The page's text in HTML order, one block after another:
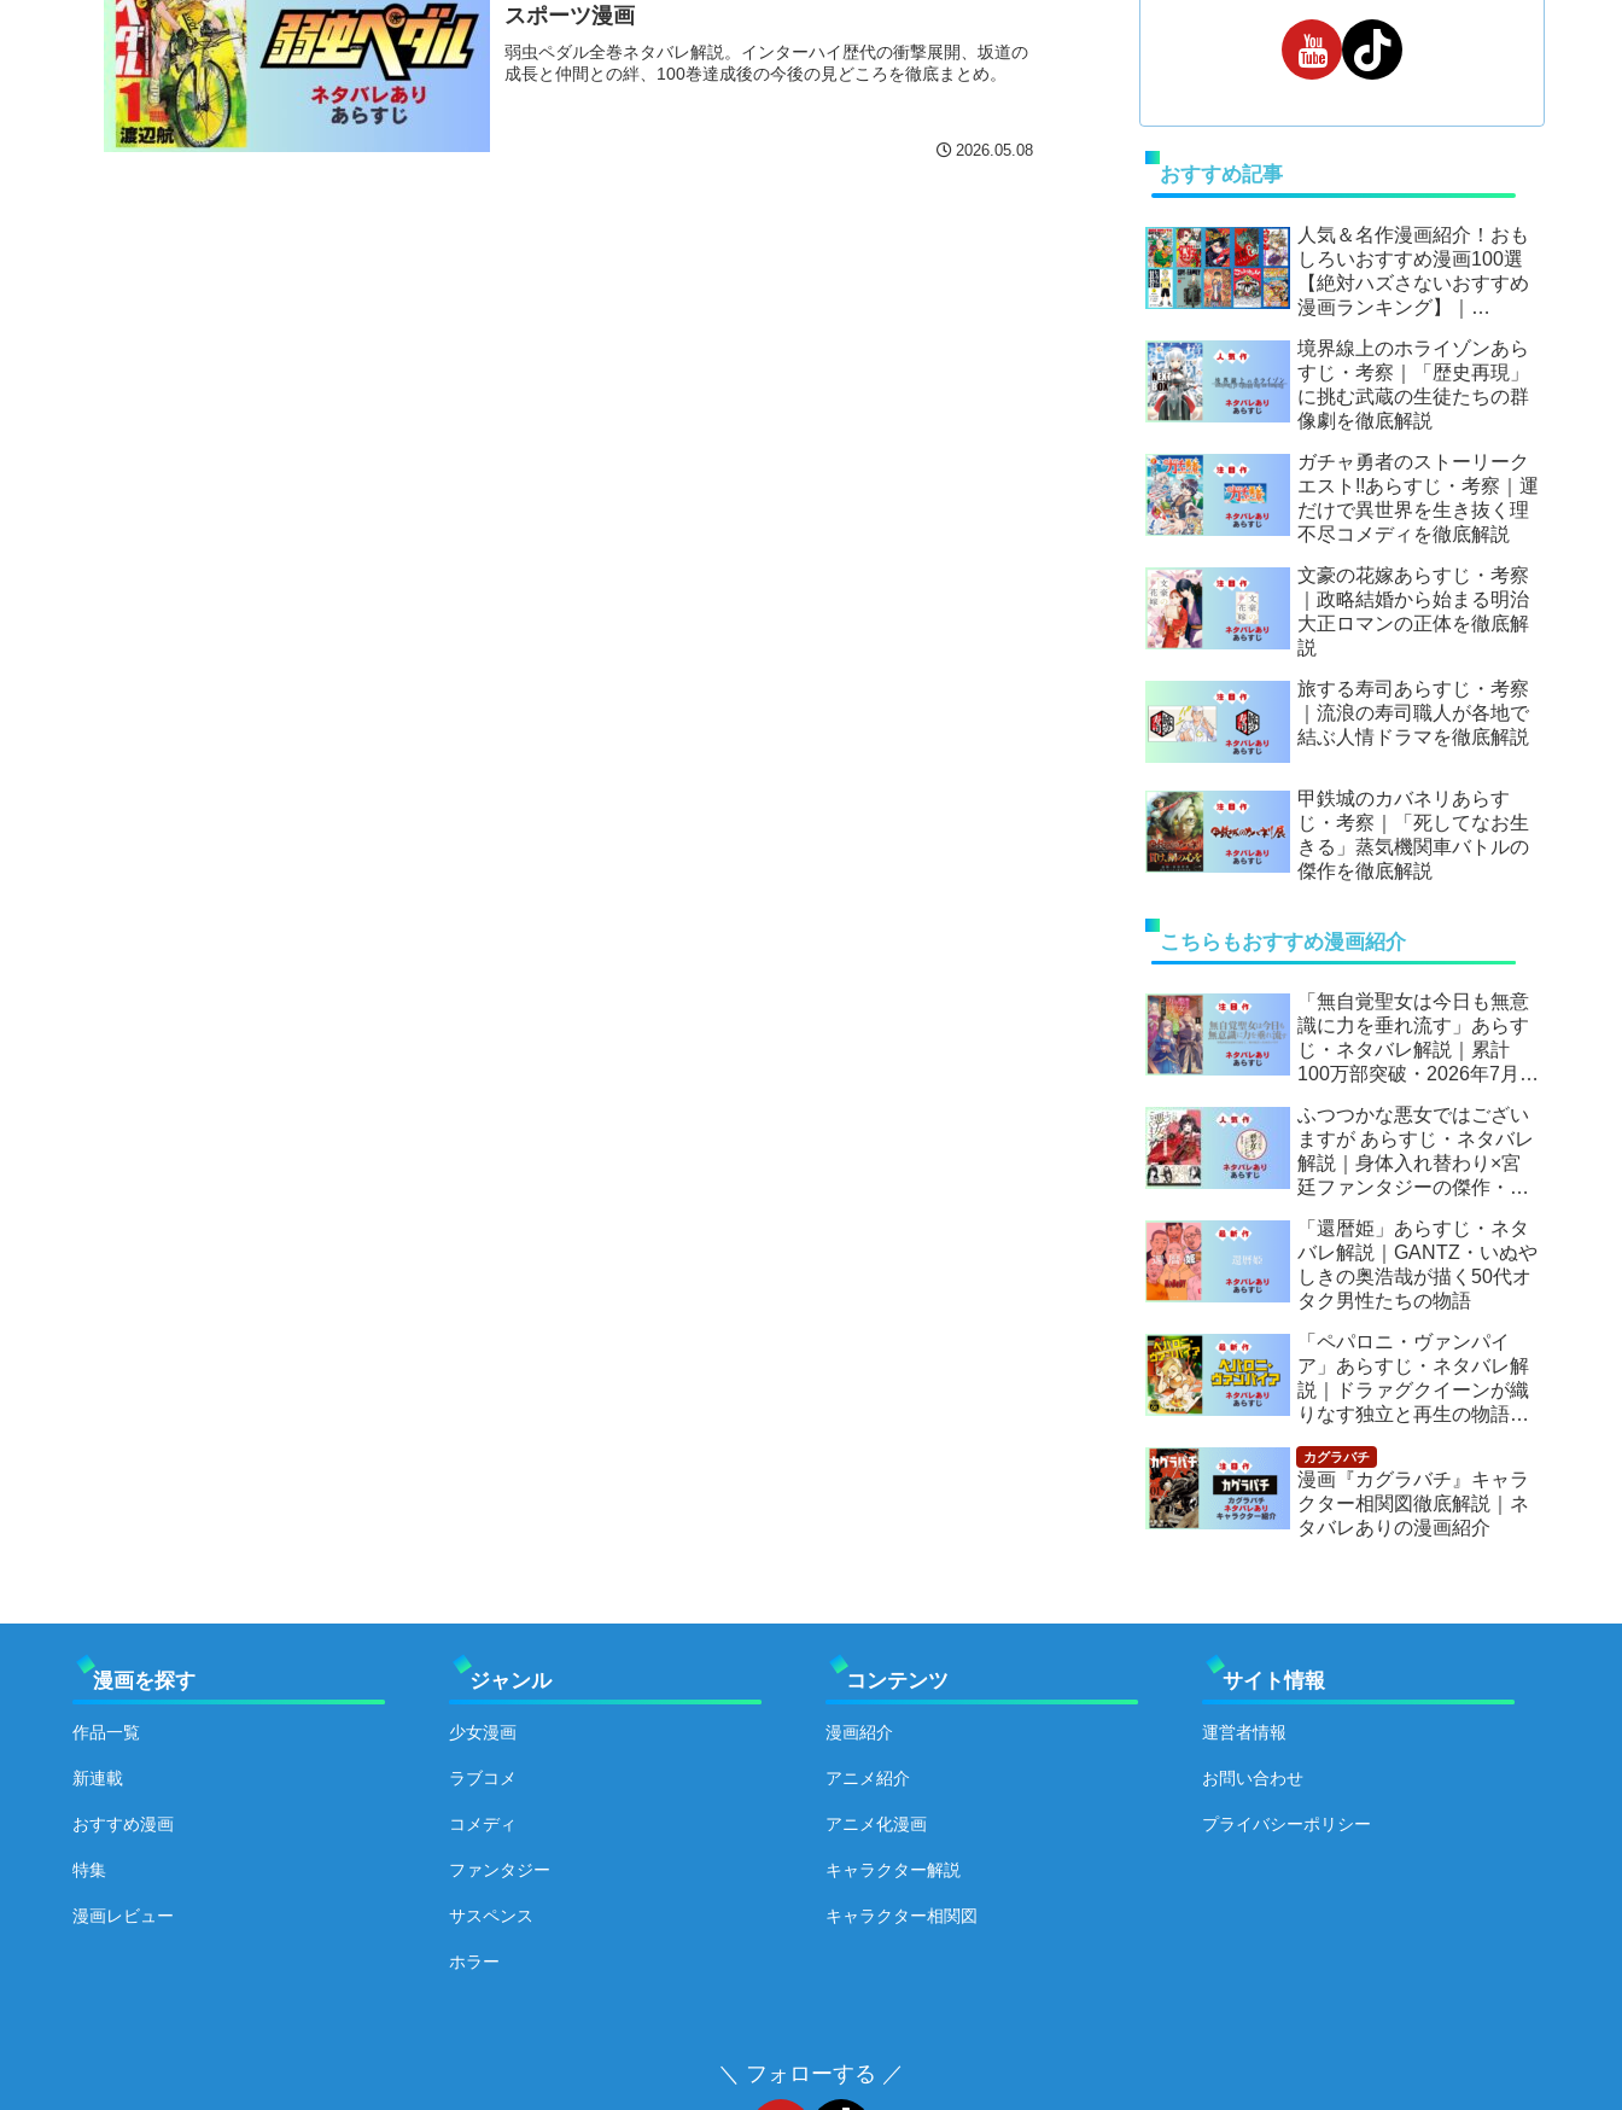
スポーツ漫画
弱虫ペダル全巻ネタバレ解説。インターハイ歴代の衝撃展開、坂道の
成長と仲間との絆、100巻達成後の今後の見どころを徹底まとめ。
2026.05.08
おすすめ記事
人気＆名作漫画紹介！おも
しろいおすすめ漫画100選
【絶対ハズさないおすすめ
漫画ランキング】｜
境界線上のホライゾンあら
すじ・考察｜「歴史再現」
に挑む武蔵の生徒たちの群
像劇を徹底解説
ガチャ勇者のストーリーク
エスト!!あらすじ・考察｜運
だけで異世界を生き抜く理
不尽コメディを徹底解説
文豪の花嫁あらすじ・考察
｜政略結婚から始まる明治
大正ロマンの正体を徹底解
説
旅する寿司あらすじ・考察
｜流浪の寿司職人が各地で
結ぶ人情ドラマを徹底解説
甲鉄城のカバネリあらす
じ・考察｜「死してなお生
きる」蒸気機関車バトルの
傑作を徹底解説
こちらもおすすめ漫画紹介
「無自覚聖女は今日も無意
識に力を垂れ流す」あらす
じ・ネタバレ解説｜累計
100万部突破・2026年7月ア
逆転人生
ふつつかな悪女ではござい
ますが あらすじ・ネタバレ
解説｜身体入れ替わり×宮
廷ファンタジーの傑作・
「還暦姫」あらすじ・ネタ
バレ解説｜GANTZ・いぬや
しきの奥浩哉が描く50代オ
タク男性たちの物語
「ペパロニ・ヴァンパイ
ア」あらすじ・ネタバレ解
説｜ドラァグクイーンが織
りなす独立と再生の物語
漫画『カグラバチ』キャラ
クター相関図徹底解説｜ネ
タバレありの漫画紹介
漫画を探す
作品一覧
新連載
おすすめ漫画
特集
漫画レビュー
ジャンル
少女漫画
ラブコメ
コメディ
ファンタジー
サスペンス
ホラー
コンテンツ
漫画紹介
アニメ紹介
アニメ化漫画
キャラクター解説
キャラクター相関図
サイト情報
運営者情報
お問い合わせ
プライバシーポリシー
＼ フォローする ／